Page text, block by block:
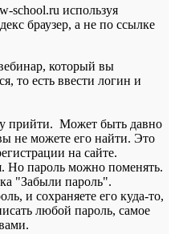
school.ru используя
браузер, а не по ссылке
который вы
то есть ввести логин и
прийти. Может быть давно
не можете его найти. Это
на сайте.
Но пароль можно поменять.
"Забыли пароль".
и сохраняете его куда-то,
любой пароль, самое